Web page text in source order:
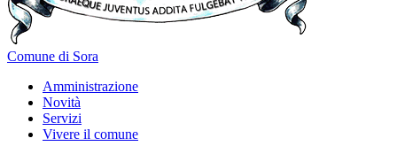
Comune di Sora
Amministrazione
Novità
Servizi
Vivere il comune